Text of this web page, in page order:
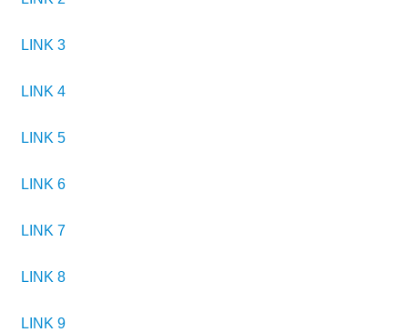
LINK 3
LINK 4
LINK 5
LINK 6
LINK 7
LINK 8
LINK 9